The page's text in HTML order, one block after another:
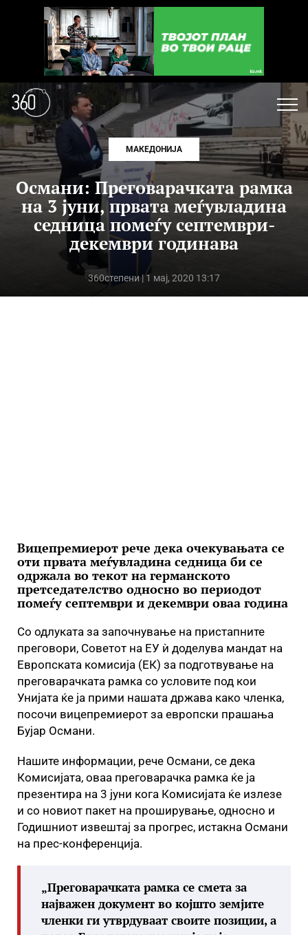
МАКЕДОНИЈА
Османи: Преговарачката рамка
на 3 јуни, првата меѓувладина
седница помеѓу септември-
декември годинава
360степени | 1 мај, 2020 13:17
Вицепремиерот рече дека очекувањата се
оти првата меѓувладина седница би се
одржала во текот на германското
претседателство односно во периодот
помеѓу септември и декември оваа година
Со одлуката за започнување на пристапните
преговори, Советот на ЕУ ѝ доделува мандат на
Европската комисија (ЕК) за подготвување на
преговарачката рамка со условите под кои
Унијата ќе ја прими нашата држава како членка,
посочи вицепремиерот за европски прашања
Бујар Османи.
Нашите информации, рече Османи, се дека
Комисијата, оваа преговарачка рамка ќе ја
презентира на 3 јуни кога Комисијата ќе излезе
и со новиот пакет на проширување, односно и
Годишниот извештај за прогрес, истакна Османи
на прес-конференција.
„Преговарачката рамка се смета за
најважен документ во којшто земјите
членки ги утврдуваат своите позиции, а